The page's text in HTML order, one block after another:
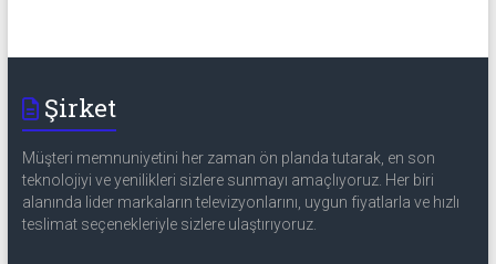
Şirket
Müşteri memnuniyetini her zaman ön planda tutarak, en son
teknolojiyi ve yenilikleri sizlere sunmayı amaçlıyoruz. Her biri
alanında lider markaların televizyonlarını, uygun fiyatlarla ve hızlı
teslimat seçenekleriyle sizlere ulaştırıyoruz.